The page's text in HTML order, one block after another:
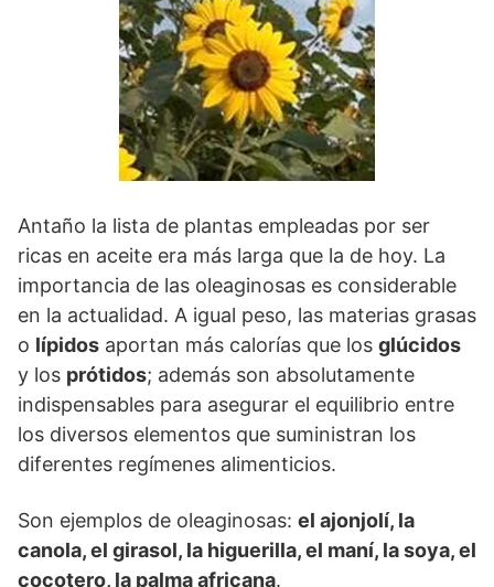
Antaño la lista de plantas empleadas por ser
ricas en aceite era más larga que la de hoy. La
importancia de las oleaginosas es considerable
en la actualidad. A igual peso, las materias grasas
o lípidos aportan más calorías que los glúcidos
y los prótidos; además son absolutamente
indispensables para asegurar el equilibrio entre
los diversos elementos que suministran los
diferentes regímenes alimenticios.
Son ejemplos de oleaginosas: el ajonjolí, la
canola, el girasol, la higuerilla, el maní, la soya, el
cocotero, la palma africana.